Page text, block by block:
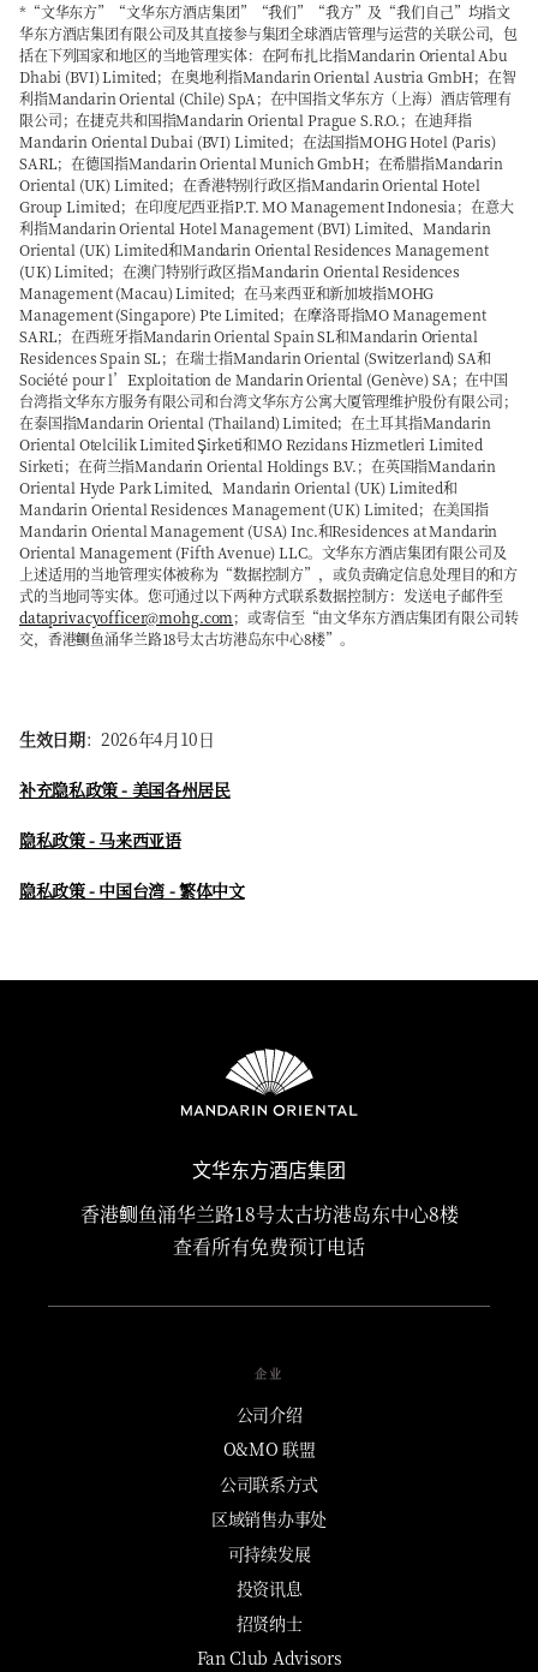
*“文华东方”“文华东方酒店集团”“我们”“我方”及“我们自己”均指文
华东方酒店集团有限公司及其直接参与集团全球酒店管理与运营的关联公司，包
括在下列国家和地区的当地管理实体：在阿布扎比指Mandarin Oriental Abu
Dhabi (BVI) Limited；在奥地利指Mandarin Oriental Austria GmbH；在智
利指Mandarin Oriental (Chile) SpA；在中国指文华东方（上海）酒店管理有
限公司；在捷克共和国指Mandarin Oriental Prague S.R.O.；在迪拜指
Mandarin Oriental Dubai (BVI) Limited；在法国指MOHG Hotel (Paris)
SARL；在德国指Mandarin Oriental Munich GmbH；在希腊指Mandarin
Oriental (UK) Limited；在香港特别行政区指Mandarin Oriental Hotel
Group Limited；在印度尼西亚指P.T. MO Management Indonesia；在意大
利指Mandarin Oriental Hotel Management (BVI) Limited、Mandarin
Oriental (UK) Limited和Mandarin Oriental Residences Management
(UK) Limited；在澳门特别行政区指Mandarin Oriental Residences
Management (Macau) Limited；在马来西亚和新加坡指MOHG
Management (Singapore) Pte Limited；在摩洛哥指MO Management
SARL；在西班牙指Mandarin Oriental Spain SL和Mandarin Oriental
Residences Spain SL；在瑞士指Mandarin Oriental (Switzerland) SA和
Société pour l’Exploitation de Mandarin Oriental (Genève) SA；在中国
台湾指文华东方服务有限公司和台湾文华东方公寓大厦管理维护股份有限公司；
在泰国指Mandarin Oriental (Thailand) Limited；在土耳其指Mandarin
Oriental Otelcilik Limited Şirketi和MO Rezidans Hizmetleri Limited
Sirketi；在荷兰指Mandarin Oriental Holdings B.V.；在英国指Mandarin
Oriental Hyde Park Limited、Mandarin Oriental (UK) Limited和
Mandarin Oriental Residences Management (UK) Limited；在美国指
Mandarin Oriental Management (USA) Inc.和Residences at Mandarin
Oriental Management (Fifth Avenue) LLC。文华东方酒店集团有限公司及
上述适用的当地管理实体被称为“数据控制方”，或负责确定信息处理目的和方
式的当地同等实体。您可通过以下两种方式联系数据控制方：发送电子邮件至
dataprivacyofficer@mohg.com；或寄信至“由文华东方酒店集团有限公司转
交，香港鲗鱼涌华兰路18号太古坊港岛东中心8楼”。
生效日期：2026年4月10日
补充隐私政策 - 美国各州居民
隐私政策 - 马来西亚语
隐私政策 - 中国台湾 - 繁体中文
文华东方酒店集团
香港鲗鱼涌华兰路18号太古坊港岛东中心8楼
查看所有免费预订电话
企业
公司介绍
O&MO 联盟
公司联系方式
区域销售办事处
可持续发展
投资讯息
招贤纳士
Fan Club Advisors